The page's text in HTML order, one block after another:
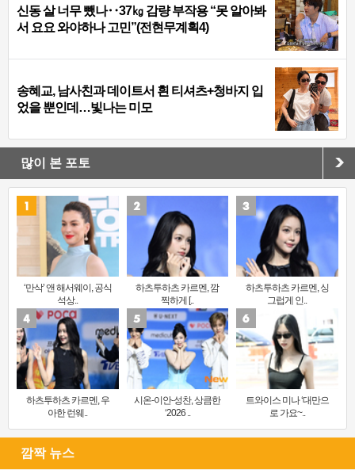
신동 살 너무 뺐나‥37㎏ 감량 부작용 “못 알아봐
서 요요 와야하나 고민”(전현무계획4)
송혜교, 남사친과 데이트서 흰 티셔츠+청바지 입
었을 뿐인데…빛나는 미모
많이 본 포토
‘만삭’ 앤 해서웨이, 공식
석상..
하츠투하츠 카르멘, 깜
찍하게 [..
하츠투하츠 카르멘, 싱
그럽게 인..
하츠투하츠 카르멘, 우
아한 런웨..
시온-이안-성찬, 상큼한
‘2026 ..
트와이스 미나 ‘대만으
로 가요~..
깜짝 뉴스